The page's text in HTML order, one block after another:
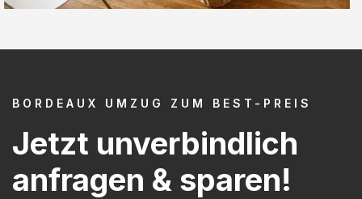
BORDEAUX UMZUG ZUM BEST-PREIS
Jetzt unverbindlich
anfragen & sparen!